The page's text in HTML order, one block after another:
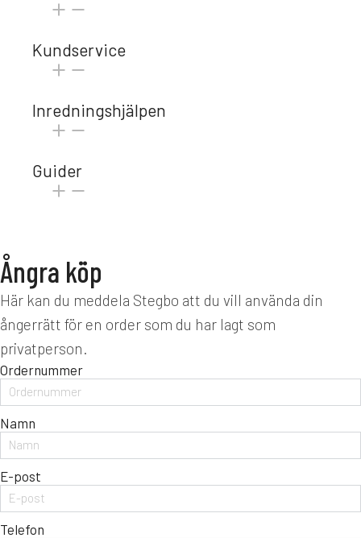
Kundservice
Inredningshjälpen
Guider
Ångra köp
Här kan du meddela Stegbo att du vill använda din
ångerrätt för en order som du har lagt som
privatperson.
Ordernummer
Namn
E-post
Telefon